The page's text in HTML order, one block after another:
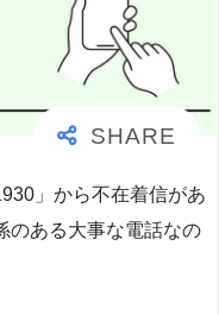
」から不在着信があ
のある大事な電話なの